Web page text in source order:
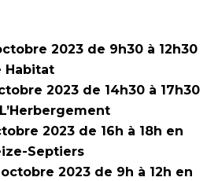
2023 de 9h30 à 12h30
Habitat
2023 de 14h30 à 17h30
2023 de 16h à 18h en
Septiers
2023 de 9h à 12h en